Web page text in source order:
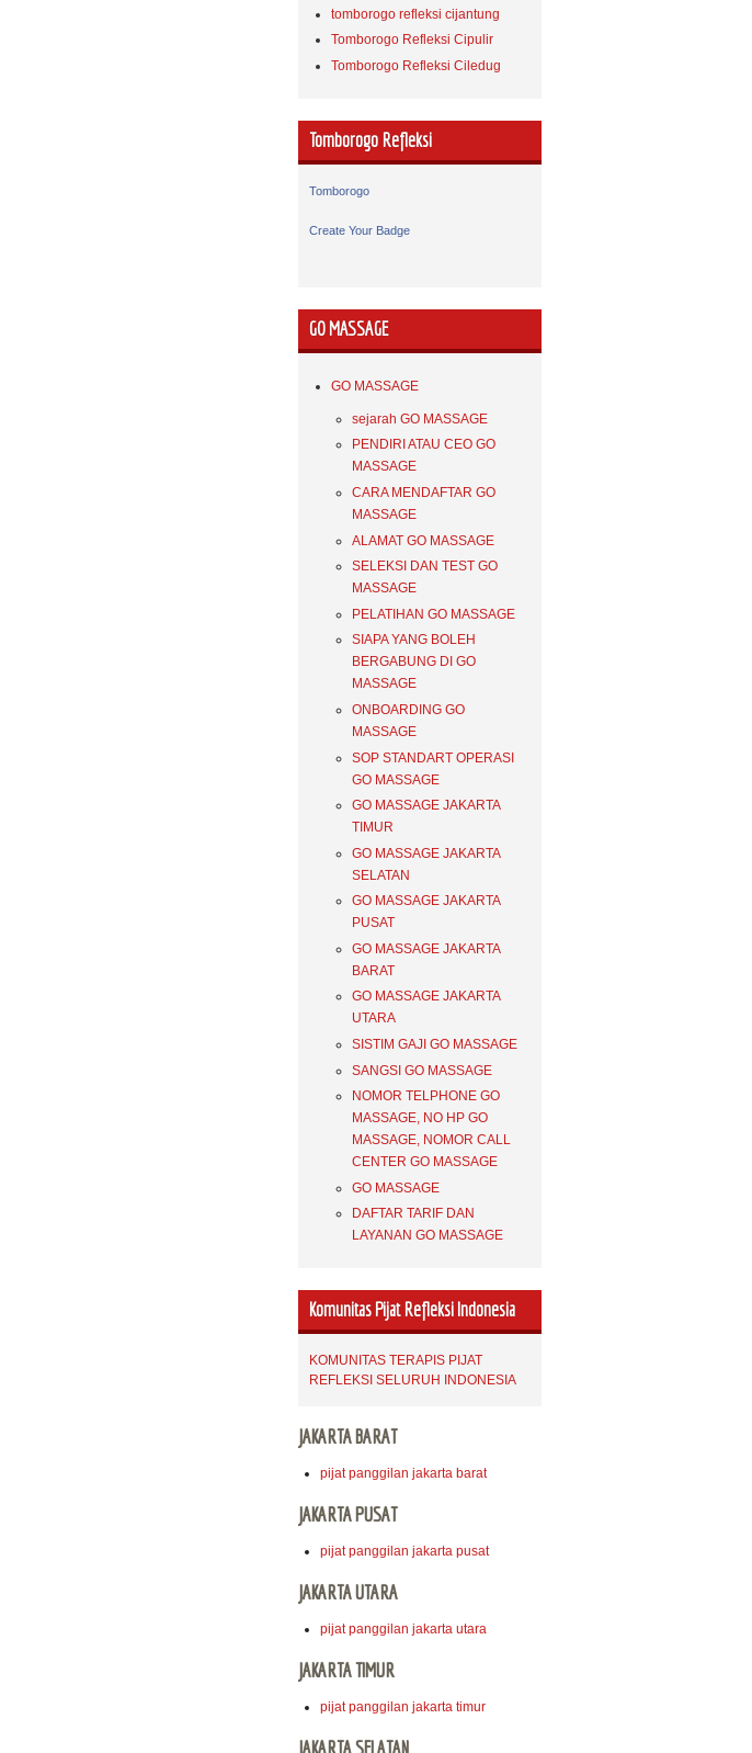
tomborogo refleksi cijantung
Tomborogo Refleksi Cipulir
Tomborogo Refleksi Ciledug
Tomborogo Refleksi
Tomborogo
Create Your Badge
GO MASSAGE
GO MASSAGE
sejarah GO MASSAGE
PENDIRI ATAU CEO GO
MASSAGE
CARA MENDAFTAR GO
MASSAGE
ALAMAT GO MASSAGE
SELEKSI DAN TEST GO
MASSAGE
PELATIHAN GO MASSAGE
SIAPA YANG BOLEH
BERGABUNG DI GO
MASSAGE
ONBOARDING GO
MASSAGE
SOP STANDART OPERASI
GO MASSAGE
GO MASSAGE JAKARTA
TIMUR
GO MASSAGE JAKARTA
SELATAN
GO MASSAGE JAKARTA
PUSAT
GO MASSAGE JAKARTA
BARAT
GO MASSAGE JAKARTA
UTARA
SISTIM GAJI GO MASSAGE
SANGSI GO MASSAGE
NOMOR TELPHONE GO
MASSAGE, NO HP GO
MASSAGE, NOMOR CALL
CENTER GO MASSAGE
GO MASSAGE
DAFTAR TARIF DAN
LAYANAN GO MASSAGE
Komunitas Pijat Refleksi Indonesia
KOMUNITAS TERAPIS PIJAT
REFLEKSI SELURUH INDONESIA
JAKARTA BARAT
pijat panggilan jakarta barat
JAKARTA PUSAT
pijat panggilan jakarta pusat
JAKARTA UTARA
pijat panggilan jakarta utara
JAKARTA TIMUR
pijat panggilan jakarta timur